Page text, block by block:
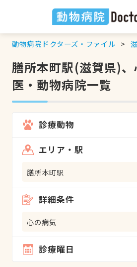
動物病院ドクターズ・ファイル
膳所本町駅(滋賀県)
医・動物病院一覧
診療動物
エリア・駅
膳所本町駅
詳細条件
心の病気
診療曜日